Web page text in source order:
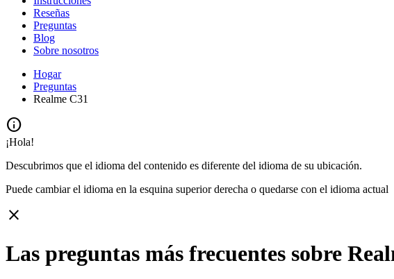
Reseñas
Preguntas
Blog
Sobre nosotros
Hogar
Preguntas
Realme C31
info
¡Hola!
Descubrimos que el idioma del contenido es diferente del idioma de su ubicación.
Puede cambiar el idioma en la esquina superior derecha o quedarse con el idioma actual
close
Las preguntas más frecuentes sobre